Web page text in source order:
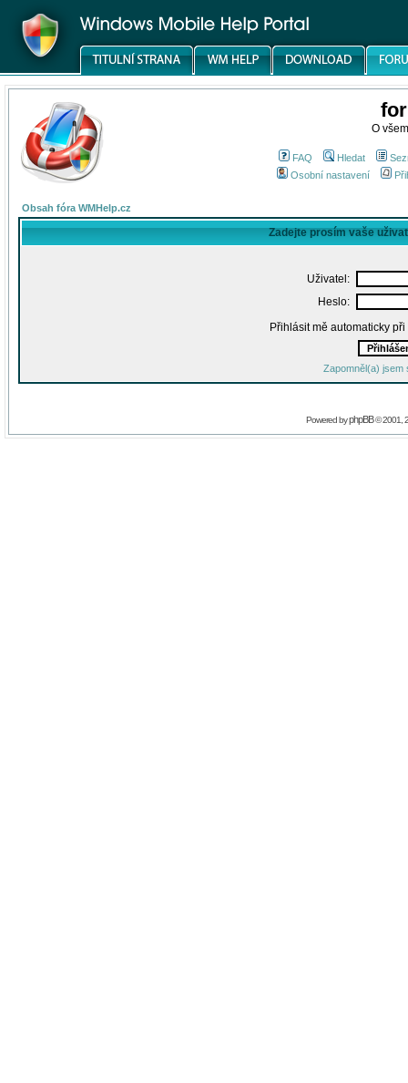
O
FAQ Hledat
Osobní nastavení
Obsah fóra WMHelp.cz
Zadejte prosím vaše
Uživatel:
Heslo:
Přihlásit mě automaticky
Zapomněl(a) jsem
Powered byphpBB© 2001,